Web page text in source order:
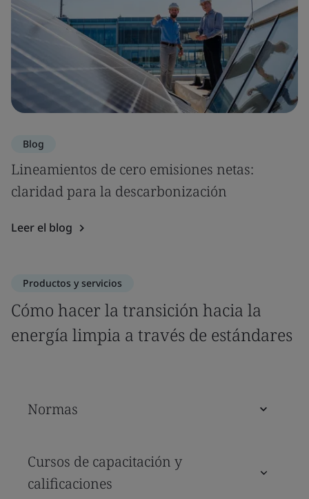
Blog
Lineamientos de cero emisiones netas:
claridad para la descarbonización
Leer el blog
Productos y servicios
Cómo hacer la transición hacia la
energía limpia a través de estándares
Normas
Cursos de capacitación y
calificaciones